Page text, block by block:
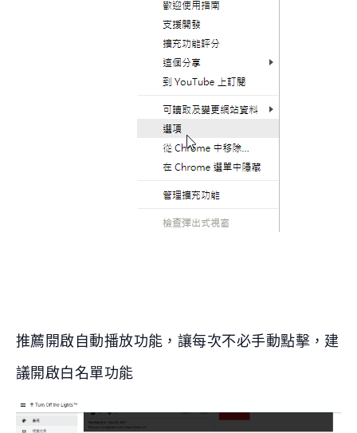
推薦開啟自動播放功能，讓每次不必手動點擊，建
議開啟白名單功能